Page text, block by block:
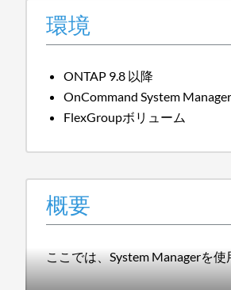
環境
ONTAP 9.8 以降
OnCommand System Manager
FlexGroupボリューム
概要
ここでは、System Managerを